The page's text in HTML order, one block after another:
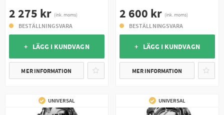
2 275 kr (ink. moms)
BESTÄLLNINGSVARA
+ LÄGG I KUNDVAGN
MER INFORMATION
2 600 kr (ink. moms)
BESTÄLLNINGSVARA
+ LÄGG I KUNDVAGN
MER INFORMATION
UNIVERSAL UNIVERSAL